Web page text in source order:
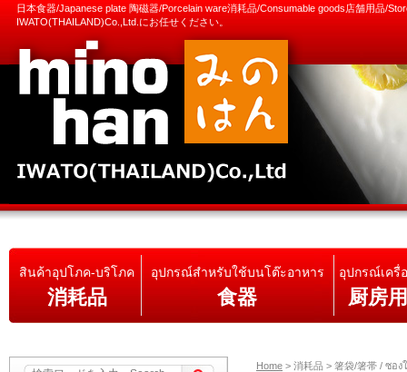
日本食器/Japanese plate 陶磁器/Porcelain ware消耗品/Consumable goods店舗用品/
IWATO(THAILAND)Co.,Ltd.にお任せください。
สินค้าอุปโภค-บริโภค
消耗品
อุปกรณ์สำหรับใช้บนโต๊ะอาหาร
食器
อุปกรณ์เครื่
厨房
Home > 消耗品 > 箸袋/箸帯 / ซอง